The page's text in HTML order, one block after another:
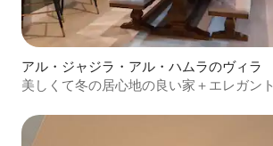
アル・ジャジラ・アル・ハムラのヴィラ
美しくて冬の居心地の良い家＋エレガント